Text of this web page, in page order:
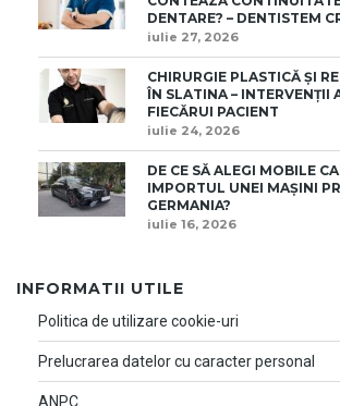
DENTARE? – DENTISTEM
iulie 27, 2026
CHIRURGIE PLASTICĂ ȘI
ÎN SLATINA – INTERVENȚII
FIECĂRUI PACIENT
iulie 24, 2026
DE CE SĂ ALEGI MOBILE
IMPORTUL UNEI MAȘINI
GERMANIA?
iulie 16, 2026
INFORMATII UTILE
Politica de utilizare cookie-uri
Prelucrarea datelor cu caracter personal
ANPC